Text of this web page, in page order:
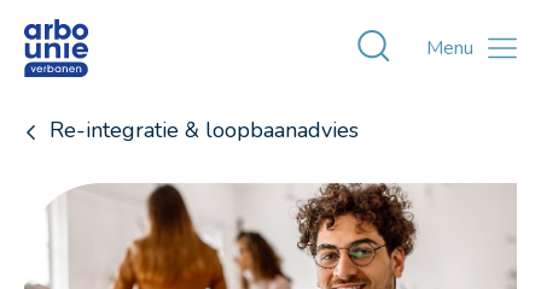
Toggle
Menu
Re-integratie & loopbaanadvies